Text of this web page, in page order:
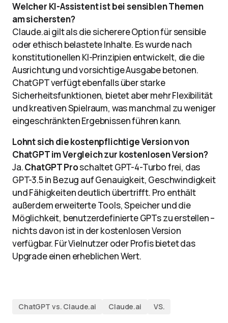
Welcher KI-Assistent ist bei sensiblen Themen
am sichersten?
Claude.ai gilt als die sicherere Option für sensible
oder ethisch belastete Inhalte. Es wurde nach
konstitutionellen KI-Prinzipien entwickelt, die die
Ausrichtung und vorsichtige Ausgabe betonen.
ChatGPT verfügt ebenfalls über starke
Sicherheitsfunktionen, bietet aber mehr Flexibilität
und kreativen Spielraum, was manchmal zu weniger
eingeschränkten Ergebnissen führen kann.
Lohnt sich die kostenpflichtige Version von
ChatGPT im Vergleich zur kostenlosen Version?
Ja.ChatGPT Proschaltet GPT-4-Turbo frei, das
GPT-3.5 in Bezug auf Genauigkeit, Geschwindigkeit
und Fähigkeiten deutlich übertrifft. Pro enthält
außerdem erweiterte Tools, Speicher und die
Möglichkeit, benutzerdefinierte GPTs zu erstellen –
nichts davon ist in der kostenlosen Version
verfügbar. Für Vielnutzer oder Profis bietet das
Upgrade einen erheblichen Wert.
ChatGPT vs. Claude.ai Claude.ai VS.